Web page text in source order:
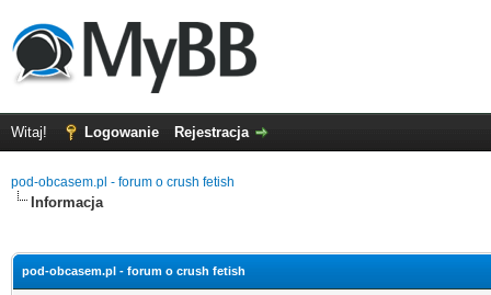
Witaj! Logowanie Rejestracja
pod-obcasem.pl - forum o crush fetish
Informacja
pod-obcasem.pl - forum o crush fetish